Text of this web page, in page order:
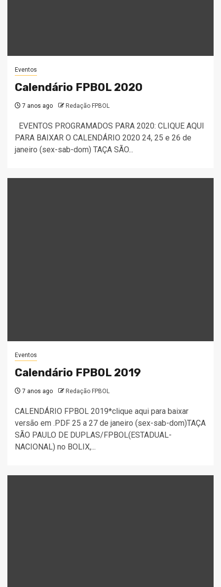
Eventos
Calendário FPBOL 2020
7 anos ago Redação FPBOL
EVENTOS PROGRAMADOS PARA 2020: CLIQUE AQUI
PARA BAIXAR O CALENDÁRIO 2020 24, 25 e 26 de
janeiro (sex-sab-dom) TAÇA SÃO...
Eventos
Calendário FPBOL 2019
7 anos ago Redação FPBOL
CALENDÁRIO FPBOL 2019*clique aqui para baixar
versão em .PDF 25 a 27 de janeiro (sex-sab-dom)TAÇA
SÃO PAULO DE DUPLAS/FPBOL(ESTADUAL-
NACIONAL) no BOLIX,...